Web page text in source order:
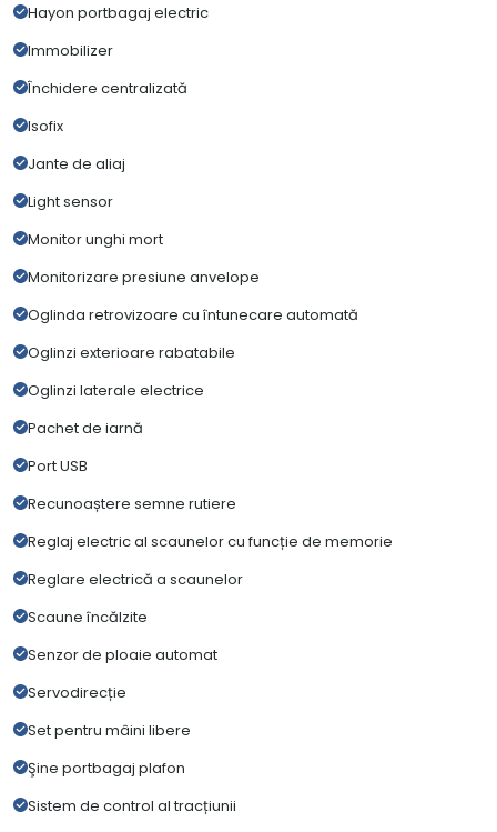
Hayon portbagaj electric
Immobilizer
Închidere centralizată
Isofix
Jante de aliaj
Light sensor
Monitor unghi mort
Monitorizare presiune anvelope
Oglinda retrovizoare cu întunecare automată
Oglinzi exterioare rabatabile
Oglinzi laterale electrice
Pachet de iarnă
Port USB
Recunoaștere semne rutiere
Reglaj electric al scaunelor cu funcție de memorie
Reglare electrică a scaunelor
Scaune încălzite
Senzor de ploaie automat
Servodirecție
Set pentru mâini libere
Şine portbagaj plafon
Sistem de control al tracțiunii